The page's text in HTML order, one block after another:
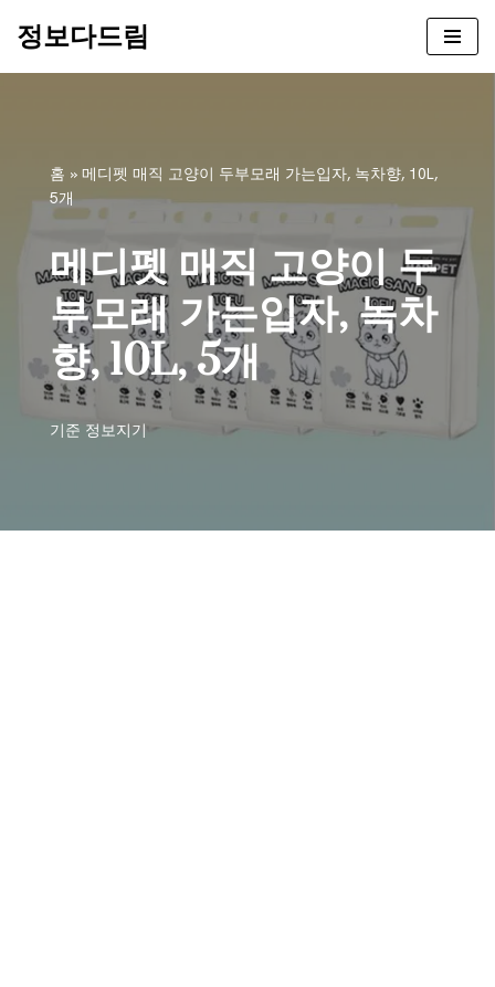
정보다드림
홈 » 메디펫 매직 고양이 두부모래 가는입자, 녹차향, 10L,
5개
메디펫 매직 고양이 두
부모래 가는입자, 녹차
향, 10L, 5개
기준 정보지기